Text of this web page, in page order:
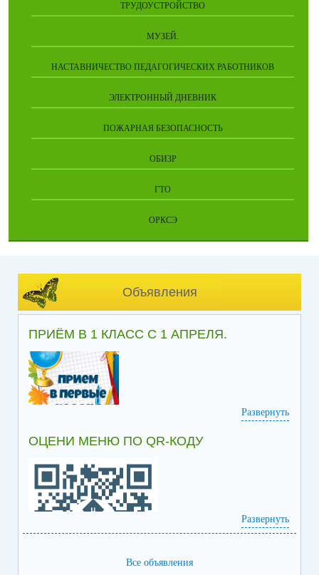
ТРУДОУСТРОЙСТВО
МУЗЕЙ.
НАСТАВНИЧЕСТВО ПЕДАГОГИЧЕСКИХ РАБОТНИКОВ
ЭЛЕКТРОННЫЙ ДНЕВНИК
ПОЖАРНАЯ БЕЗОПАСНОСТЬ
ОБИЗР
ГТО
ОРКСЭ
Объявления
ПРИЁМ В 1 КЛАСС С 1 АПРЕЛЯ.
Развернуть
ОЦЕНИ МЕНЮ ПО QR-КОДУ
Развернуть
Все объявления